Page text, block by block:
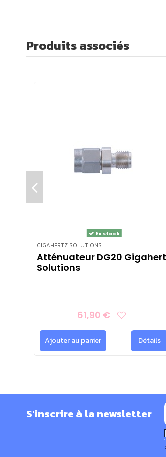
compatible
Perte d'insertion :- 0,5 dB
Produits associés
GIGAHERTZ SOLUTIONS
En stock
Atténuateur DG20
Solutions
61,90 €
Ajouter au panier Détails
S'inscrire à la newsletter